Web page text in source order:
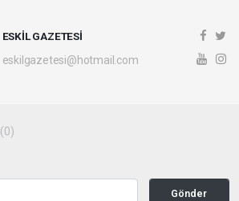
ESKİL GAZETESİ
eskilgazetesi@hotmail.com
(0)
Gönder